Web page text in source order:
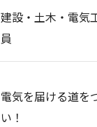
建設・土木・電気
員
電気を届ける道を
い！